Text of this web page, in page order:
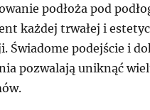
podłoża pod
każdej trwałej i
Świadome podejście i
pozwalają uniknąć